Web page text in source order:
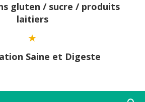
gluten / sucre / produits
laitiers
Saine et Digeste